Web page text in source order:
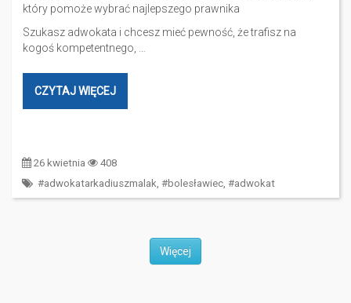
który pomoże wybrać najlepszego prawnika
Szukasz adwokata i chcesz mieć pewność, że trafisz na
kogoś kompetentnego, …
CZYTAJ WIĘCEJ
26 kwietnia
408
#adwokatarkadiuszmalak,#bolesławiec,#adwokat
Więcej